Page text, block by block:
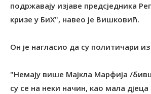
подржавају изјаве предсједника
кризе у БиХ", навео је Вишковић.
Он је нагласио да су политичари
"Немају више Мајкла Марфија /
су се на неки начин, као мала